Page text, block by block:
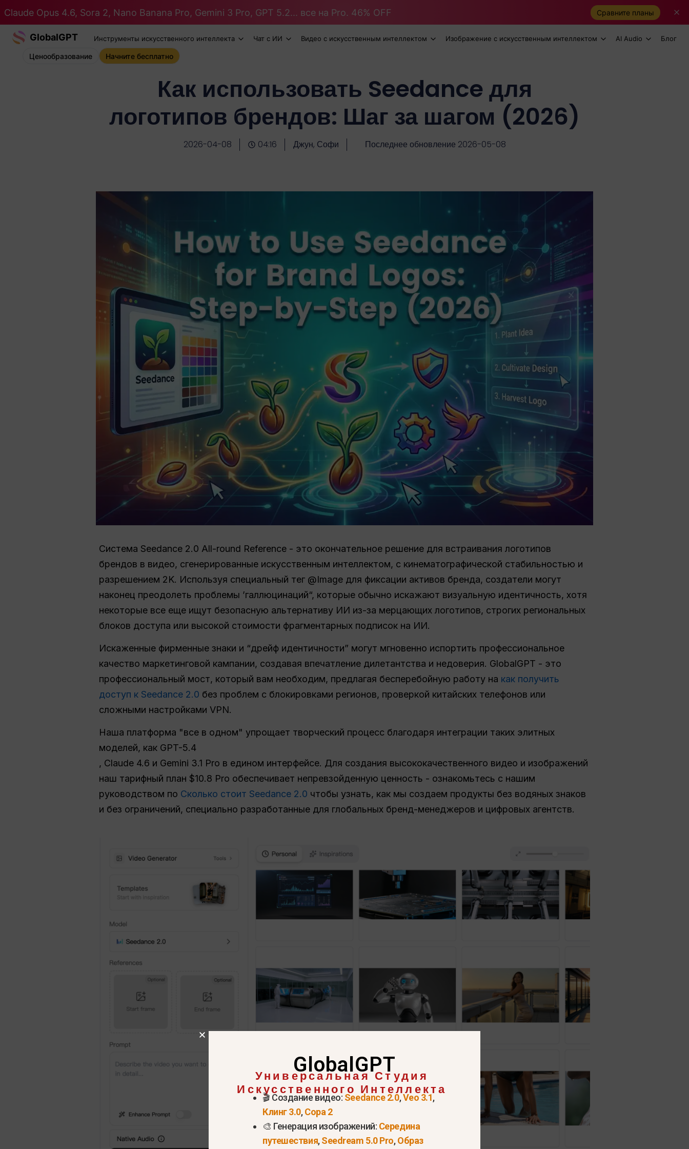
Claude Opus 4.6, Sora 2, Nano Banana Pro, Gemini 3 Pro, GPT 5.2... все на Pro. 46% OFF Сравните планы
GlobalGPT Инструменты искусственного интеллекта Чат с ИИ Видео с искусственным интеллектом Изображение с искусственным интеллектом AI Audio Блог
Ценообразование Начните бесплатно
Как использовать Seedance для
логотипов брендов: Шаг за шагом (2026)
2026-04-08 04:16 Джун, Софи Последнее обновление 2026-05-08
Система Seedance 2.0 All-round Reference - это окончательное решение для встраивания логотипов
брендов в видео, сгенерированные искусственным интеллектом, с кинематографической стабильностью и
разрешением 2K. Используя специальный тег @Image для фиксации активов бренда, создатели могут
наконец преодолеть проблемы ’галлюцинаций“, которые обычно искажают визуальную идентичность, хотя
некоторые все еще ищут безопасную альтернативу ИИ из-за мерцающих логотипов, строгих региональных
блоков доступа или высокой стоимости фрагментарных подписок на ИИ.
Искаженные фирменные знаки и “дрейф идентичности” могут мгновенно испортить профессиональное
качество маркетинговой кампании, создавая впечатление дилетантства и недоверия. GlobalGPT - это
профессиональный мост, который вам необходим, предлагая бесперебойную работу на как получить
доступ к Seedance 2.0 без проблем с блокировками регионов, проверкой китайских телефонов или
сложными настройками VPN.
Наша платформа "все в одном" упрощает творческий процесс благодаря интеграции таких элитных
моделей, как GPT-5.4
, Claude 4.6 и Gemini 3.1 Pro в едином интерфейсе. Для создания высококачественного видео и изображений
наш тарифный план $10.8 Pro обеспечивает непревзойденную ценность - ознакомьтесь с нашим
руководством по Сколько стоит Seedance 2.0 чтобы узнать, как мы создаем продукты без водяных знаков
и без ограничений, специально разработанные для глобальных бренд-менеджеров и цифровых агентств.
GlobalGPT
Универсальная Студия
Искусственного Интеллекта
🎬 Создание видео: Seedance 2.0,Veo 3.1,
Клинг 3.0,Сора 2
🎨 Генерация изображений: Середина
путешествия,Seedream 5.0 Pro,Образ